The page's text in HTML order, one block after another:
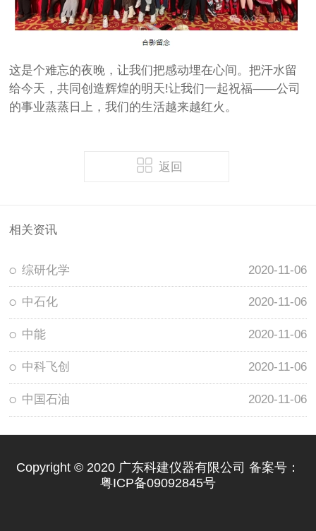
这是个难忘的夜晚，让我们把感动埋在心间。把汗水留
给今天，共同创造辉煌的明天!让我们一起祝福——公司
的事业蒸蒸日上，我们的生活越来越红火。
返回
相关资讯
综研化学 2020-11-06
中石化 2020-11-06
中能 2020-11-06
中科飞创 2020-11-06
中国石油 2020-11-06
Copyright © 2020 广东科建仪器有限公司 备案号：
粤ICP备09092845号